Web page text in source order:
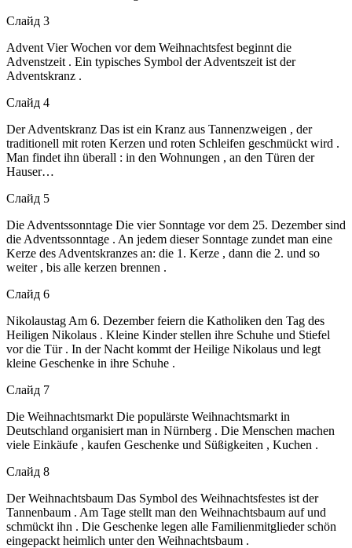
Слайд 3
Advent Vier Wochen vor dem Weihnachtsfest beginnt die
Advenstzeit . Ein typisches Symbol der Adventszeit ist der
Adventskranz .
Слайд 4
Der Adventskranz Das ist ein Kranz aus Tannenzweigen , der
traditionell mit roten Kerzen und roten Schleifen geschmückt wird .
Man findet ihn überall : in den Wohnungen , an den Türen der
Hauser…
Слайд 5
Die Adventssonntage Die vier Sonntage vor dem 25. Dezember sind
die Adventssonntage . An jedem dieser Sonntage zundet man eine
Kerze des Adventskranzes an: die 1. Kerze , dann die 2. und so
weiter , bis alle kerzen brennen .
Слайд 6
Nikolaustag Am 6. Dezember feiern die Katholiken den Tag des
Heiligen Nikolaus . Kleine Kinder stellen ihre Schuhe und Stiefel
vor die Tür . In der Nacht kommt der Heilige Nikolaus und legt
kleine Geschenke in ihre Schuhe .
Слайд 7
Die Weihnachtsmarkt Die populärste Weihnachtsmarkt in
Deutschland organisiert man in Nürnberg . Die Menschen machen
viele Einkäufe , kaufen Geschenke und Süßigkeiten , Kuchen .
Слайд 8
Der Weihnachtsbaum Das Symbol des Weihnachtsfestes ist der
Tannenbaum . Am Tage stellt man den Weihnachtsbaum auf und
schmückt ihn . Die Geschenke legen alle Familienmitglieder schön
eingepackt heimlich unter den Weihnachtsbaum .